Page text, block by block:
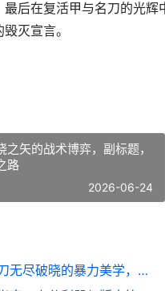
后在复活甲与名刀的光
灭宣言。
矢的战术博弈，副标题，
路
2026-06-24
王者荣耀鲁班出装，电刀无尽破晓的暴力美学，副标题，小短腿的生存与毁灭之歌